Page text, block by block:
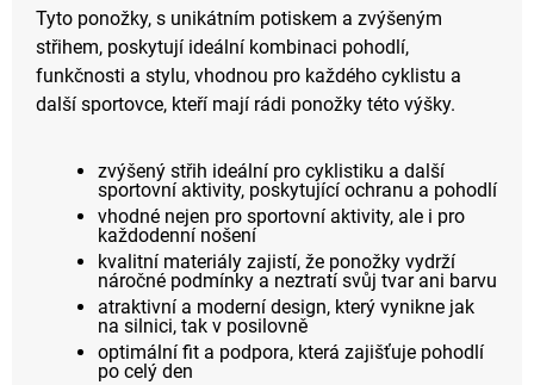
Tyto ponožky, s unikátním potiskem a zvýšeným
střihem, poskytují ideální kombinaci pohodlí,
funkčnosti a stylu, vhodnou pro každého cyklistu a
další sportovce, kteří mají rádi ponožky této výšky.
zvýšený střih ideální pro cyklistiku a další
sportovní aktivity, poskytující ochranu a pohodlí
vhodné nejen pro sportovní aktivity, ale i pro
každodenní nošení
kvalitní materiály zajistí, že ponožky vydrží
náročné podmínky a neztratí svůj tvar ani barvu
atraktivní a moderní design, který vynikne jak
na silnici, tak v posilovně
optimální fit a podpora, která zajišťuje pohodlí
po celý den